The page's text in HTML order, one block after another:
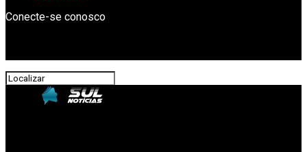
Conecte-se conosco